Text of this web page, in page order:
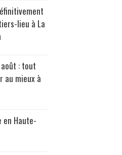
lieu à La
: tout
au mieux à
en Haute-